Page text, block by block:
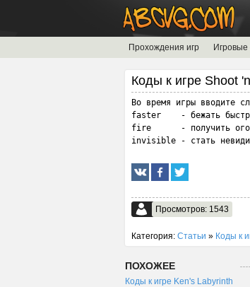
Прохождения игр
Коды к игре Shoot
Во время игры вводите
faster    - бежать
fire      - получить
invisible - стать
Просмотров: 1543
Категория: Статьи » Коды к
ПОХОЖЕЕ
Коды к игре Ken's Labyrinth